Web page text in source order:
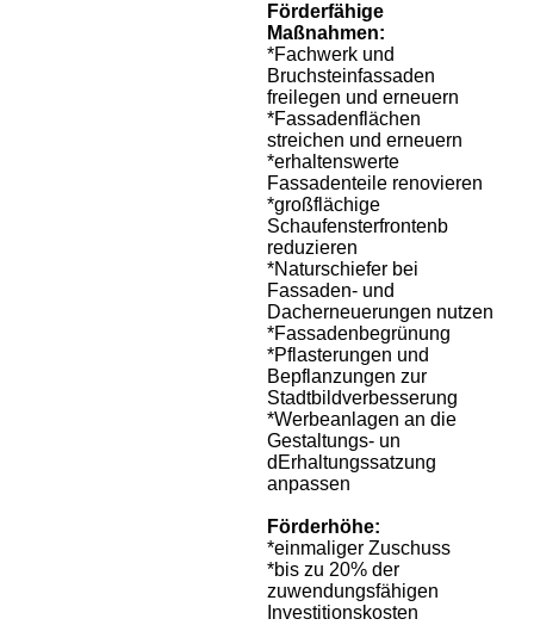
Förderfähige
Maßnahmen:
*Fachwerk und
Bruchsteinfassaden
freilegen und erneuern
*Fassadenflächen
streichen und erneuern
*erhaltenswerte
Fassadenteile renovieren
*großflächige
Schaufensterfrontenb
reduzieren
*Naturschiefer bei
Fassaden- und
Dacherneuerungen nutzen
*Fassadenbegrünung
*Pflasterungen und
Bepflanzungen zur
Stadtbildverbesserung
*Werbeanlagen an die
Gestaltungs- un
dErhaltungssatzung
anpassen
Förderhöhe:
*einmaliger Zuschuss
*bis zu 20% der
zuwendungsfähigen
Investitionskosten